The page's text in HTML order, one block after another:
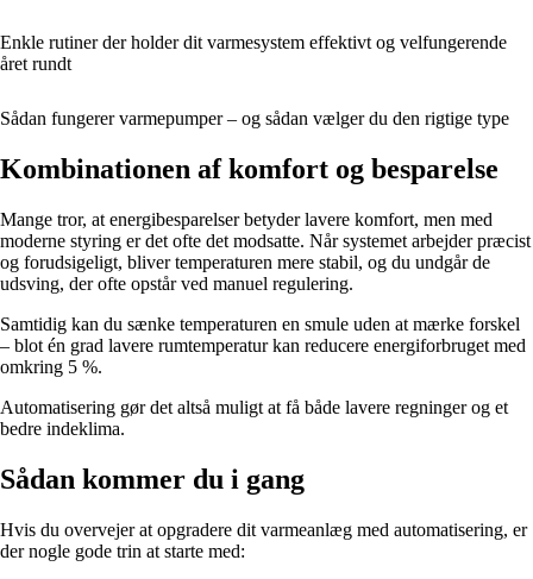
Enkle rutiner der holder dit varmesystem effektivt og velfungerende
året rundt
Sådan fungerer varmepumper – og sådan vælger du den rigtige type
Kombinationen af komfort og besparelse
Mange tror, at energibesparelser betyder lavere komfort, men med
moderne styring er det ofte det modsatte. Når systemet arbejder præcist
og forudsigeligt, bliver temperaturen mere stabil, og du undgår de
udsving, der ofte opstår ved manuel regulering.
Samtidig kan du sænke temperaturen en smule uden at mærke forskel
– blot én grad lavere rumtemperatur kan reducere energiforbruget med
omkring 5 %.
Automatisering gør det altså muligt at få både lavere regninger og et
bedre indeklima.
Sådan kommer du i gang
Hvis du overvejer at opgradere dit varmeanlæg med automatisering, er
der nogle gode trin at starte med: